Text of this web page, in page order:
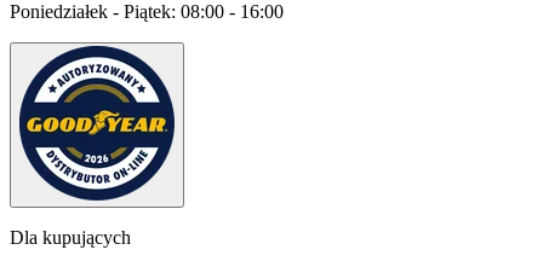
Poniedziałek - Piątek: 08:00 - 16:00
Dla kupujących